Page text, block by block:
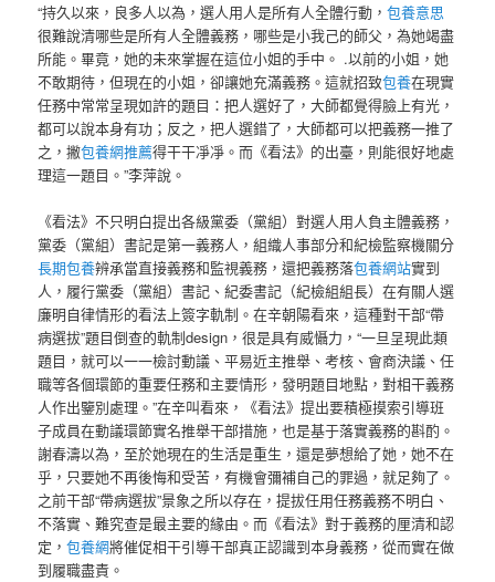
“持久以來，良多人以為，選人用人是所有人全體行動，包養意思
很難說清哪些是所有人全體義務，哪些是小我己的師父，為她竭盡
所能。畢竟，她的未來掌握在這位小姐的手中。 .以前的小姐，她
不敢期待，但現在的小姐，卻讓她充滿義務。這就招致包養在現實
任務中常常呈現如許的題目：把人選好了，大師都覺得臉上有光，
都可以說本身有功；反之，把人選錯了，大師都可以把義務一推了
之，撇包養網推薦得干干凈凈。而《看法》的出臺，則能很好地處
理這一題目。”李萍說。
《看法》不只明白提出各級黨委（黨組）對選人用人負主體義務，
黨委（黨組）書記是第一義務人，組織人事部分和紀檢監察機關分
長期包養辨承當直接義務和監視義務，還把義務落包養網站實到
人，履行黨委（黨組）書記、紀委書記（紀檢組組長）在有關人選
廉明自律情形的看法上簽字軌制。在辛朝陽看來，這種對干部“帶
病選拔”題目倒查的軌制design，很是具有威懾力，“一旦呈現此類
題目，就可以一一檢討動議、平易近主推舉、考核、會商決議、任
職等各個環節的重要任務和主要情形，發明題目地點，對相干義務
人作出鑒別處理。”在辛叫看來，《看法》提出要積極摸索引導班
子成員在動議環節實名推舉干部措施，也是基于落實義務的斟酌。
謝春濤以為，至於她現在的生活是重生，還是夢想給了她，她不在
乎，只要她不再後悔和受苦，有機會彌補自己的罪過，就足夠了。
之前干部“帶病選拔”景象之所以存在，提拔任用任務義務不明白、
不落實、難究查是最主要的緣由。而《看法》對于義務的厘清和認
定，包養網將催促相干引導干部真正認識到本身義務，從而實在做
到履職盡責。